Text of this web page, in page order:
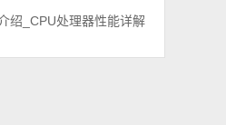
绍_CPU处理器性能详解